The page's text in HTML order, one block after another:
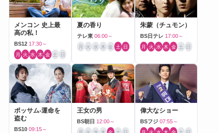
メンコン 史上最
高の私！
BS12 17:30～
月 火 水 木 金 土 日
夏の香り
テレ東 06:00～
月 火 水 木 金 土 日
朱蒙（チュモン）
BS日テレ 17:00～
月 火 水 木 金 土 日
ポッサム-運命を
盗む
BS10 09:15～
王女の男
BS朝日 12:00～
偉大なショー
BSフジ 07:55～